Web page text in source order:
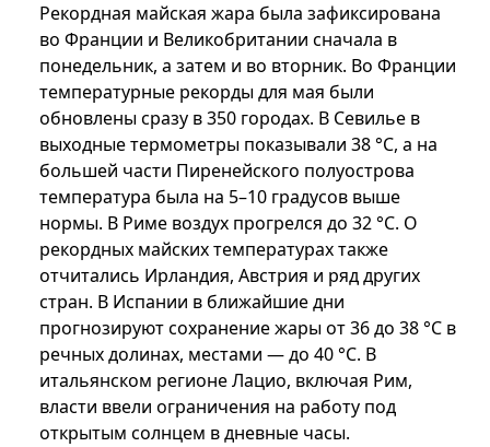
Рекордная майская жара была зафиксирована
во Франции и Великобритании сначала в
понедельник, а затем и во вторник. Во Франции
температурные рекорды для мая были
обновлены сразу в 350 городах. В Севилье в
выходные термометры показывали 38 °C, а на
большей части Пиренейского полуострова
температура была на 5–10 градусов выше
нормы. В Риме воздух прогрелся до 32 °C. О
рекордных майских температурах также
отчитались Ирландия, Австрия и ряд других
стран. В Испании в ближайшие дни
прогнозируют сохранение жары от 36 до 38 °C в
речных долинах, местами — до 40 °C. В
итальянском регионе Лацио, включая Рим,
власти ввели ограничения на работу под
открытым солнцем в дневные часы.